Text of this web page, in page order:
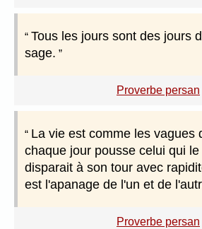
Tous les jours sont des jours
sage.
Proverbe persan
La vie est comme les vagues
chaque jour pousse celui qui
disparait à son tour avec
est l'apanage de l'un et de
Proverbe persan